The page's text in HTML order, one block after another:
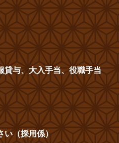
貸与、大入手当、役職手当
（採用係）